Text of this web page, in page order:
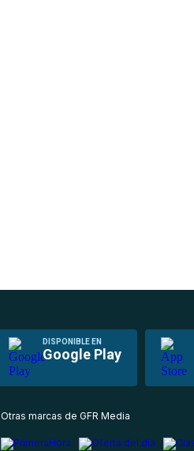
DISPONIBLE EN
Google Play
Otras marcas de GFR Media